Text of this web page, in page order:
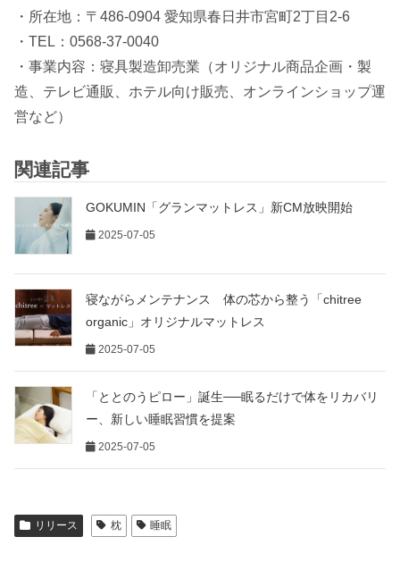
・所在地：〒486-0904 愛知県春日井市宮町2丁目2-6
・TEL：0568-37-0040
・事業内容：寝具製造卸売業（オリジナル商品企画・製
造、テレビ通販、ホテル向け販売、オンラインショップ運
営など）
関連記事
GOKUMIN「グランマットレス」新CM放映開始
2025-07-05
寝ながらメンテナンス 体の芯から整う「chitree
organic」オリジナルマットレス
2025-07-05
「ととのうピロー」誕生──眠るだけで体をリカバリ
ー、新しい睡眠習慣を提案
2025-07-05
リリース 枕 睡眠